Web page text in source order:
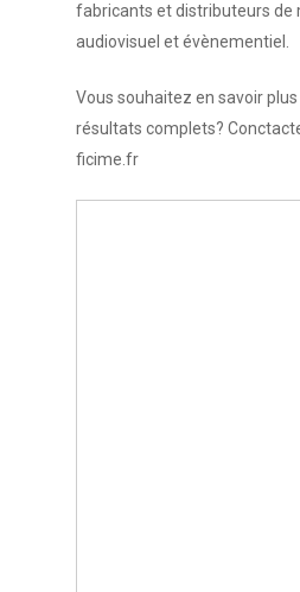
fabricants et distributeurs de
audiovisuel et évènementiel.
Vous souhaitez en savoir
résultats complets?
ficime.fr